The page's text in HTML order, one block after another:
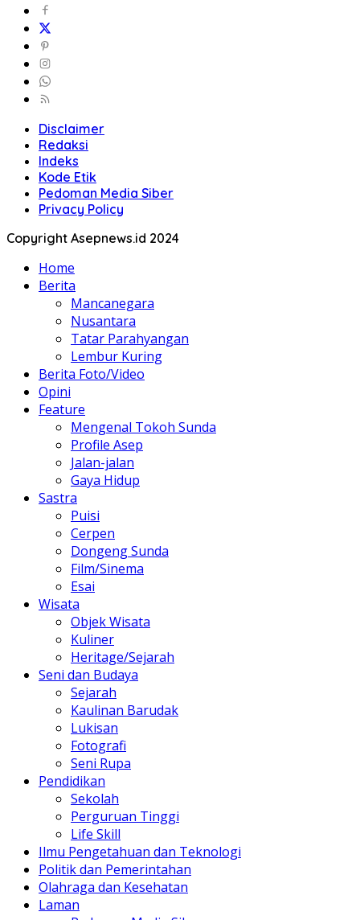
Disclaimer
Redaksi
Indeks
Kode Etik
Pedoman Media Siber
Privacy Policy
Copyright Asepnews.id 2024
Home
Berita
Mancanegara
Nusantara
Tatar Parahyangan
Lembur Kuring
Berita Foto/Video
Opini
Feature
Mengenal Tokoh Sunda
Profile Asep
Jalan-jalan
Gaya Hidup
Sastra
Puisi
Cerpen
Dongeng Sunda
Film/Sinema
Esai
Wisata
Objek Wisata
Kuliner
Heritage/Sejarah
Seni dan Budaya
Sejarah
Kaulinan Barudak
Lukisan
Fotografi
Seni Rupa
Pendidikan
Sekolah
Perguruan Tinggi
Life Skill
Ilmu Pengetahuan dan Teknologi
Politik dan Pemerintahan
Olahraga dan Kesehatan
Laman